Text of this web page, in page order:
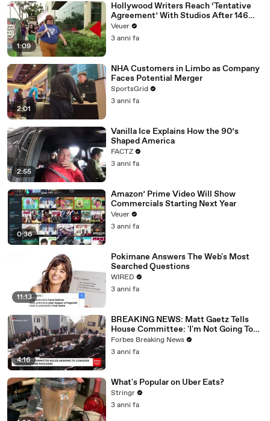
1:09
Hollywood Writers Reach ‘Tentative
Agreement’ With Studios After 146
Day Strike
Veuer
3 anni fa
2:01
NHA Customers in Limbo as Company
Faces Potential Merger
SportsGrid
3 anni fa
2:55
Vanilla Ice Explains How the 90’s
Shaped America
FACTZ
3 anni fa
0:36
Amazon’ Prime Video Will Show
Commercials Starting Next Year
Veuer
3 anni fa
11:13
Pokimane Answers The Web's Most
Searched Questions
WIRED
3 anni fa
4:16
BREAKING NEWS: Matt Gaetz Tells
House Committee: 'I'm Not Going To
Vote For A Continuing Resolution'
Forbes Breaking News
3 anni fa
What's Popular on Uber Eats?
Stringr
3 anni fa